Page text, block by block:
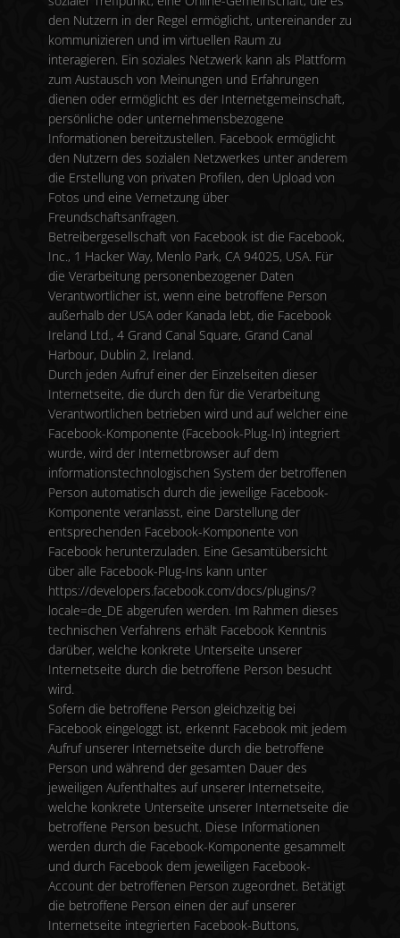
den Nutzern in der Regel ermöglicht, untereinander zu
kommunizieren und im virtuellen Raum zu
interagieren. Ein soziales Netzwerk kann als Plattform
zum Austausch von Meinungen und Erfahrungen
dienen oder ermöglicht es der Internetgemeinschaft,
persönliche oder unternehmensbezogene
Informationen bereitzustellen. Facebook ermöglicht
den Nutzern des sozialen Netzwerkes unter anderem
die Erstellung von privaten Profilen, den Upload von
Fotos und eine Vernetzung über
Freundschaftsanfragen.
Betreibergesellschaft von Facebook ist die Facebook,
Inc., 1 Hacker Way, Menlo Park, CA 94025, USA. Für
die Verarbeitung personenbezogener Daten
Verantwortlicher ist, wenn eine betroffene Person
außerhalb der USA oder Kanada lebt, die Facebook
Ireland Ltd., 4 Grand Canal Square, Grand Canal
Harbour, Dublin 2, Ireland.
Durch jeden Aufruf einer der Einzelseiten dieser
Internetseite, die durch den für die Verarbeitung
Verantwortlichen betrieben wird und auf welcher eine
Facebook-Komponente (Facebook-Plug-In) integriert
wurde, wird der Internetbrowser auf dem
informationstechnologischen System der betroffenen
Person automatisch durch die jeweilige Facebook-
Komponente veranlasst, eine Darstellung der
entsprechenden Facebook-Komponente von
Facebook herunterzuladen. Eine Gesamtübersicht
über alle Facebook-Plug-Ins kann unter
https://developers.facebook.com/docs/plugins/?
locale=de_DE abgerufen werden. Im Rahmen dieses
technischen Verfahrens erhält Facebook Kenntnis
darüber, welche konkrete Unterseite unserer
Internetseite durch die betroffene Person besucht
wird.
Sofern die betroffene Person gleichzeitig bei
Facebook eingeloggt ist, erkennt Facebook mit jedem
Aufruf unserer Internetseite durch die betroffene
Person und während der gesamten Dauer des
jeweiligen Aufenthaltes auf unserer Internetseite,
welche konkrete Unterseite unserer Internetseite die
betroffene Person besucht. Diese Informationen
werden durch die Facebook-Komponente gesammelt
und durch Facebook dem jeweiligen Facebook-
Account der betroffenen Person zugeordnet. Betätigt
die betroffene Person einen der auf unserer
Internetseite integrierten Facebook-Buttons,